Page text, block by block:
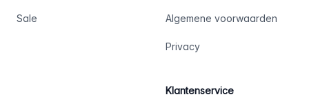
Sale Algemene voorwaarden
Privacy
Klantenservice